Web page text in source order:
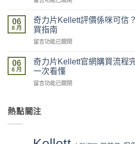
記
落
單、
流、
貨、
服
用
流
程
中
買
最
安
全？
網
vs
房
店
風
力
片
Kellett
2026
新
攻
網
06
8 月
奇力片Kellett評價係咪可信
買指南
在
力
片
Kellett
評
咪
留言功能已關閉
06
8 月
奇力片Kellett官網購買流程
一次看懂
在
片
Kellett
留言功能已關閉
熱點關注